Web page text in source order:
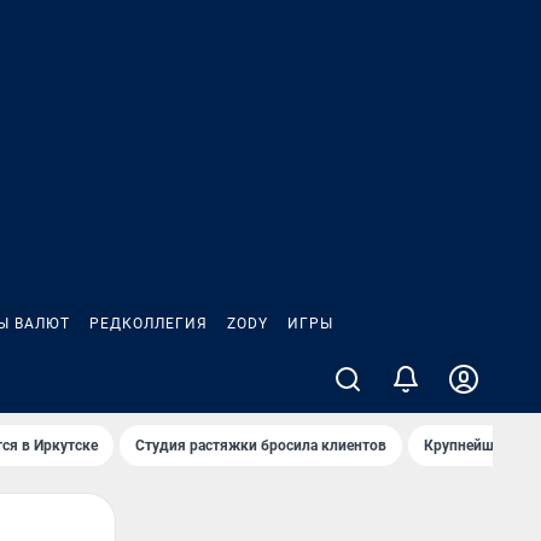
ВАЛЮТ РЕДКОЛЛЕГИЯ ZODY ИГРЫ
в Иркутске Студия растяжки бросила клиентов Крупнейшие